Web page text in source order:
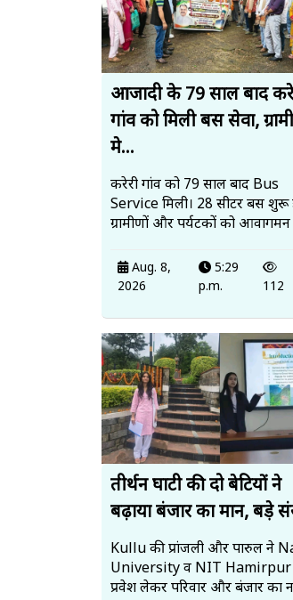
आजादी के 79 साल बाद
गांव को मिली बस सेवा,
मे...
करेरी गांव को 79 साल बाद Bus
Service मिली। 28 सीटर बस शुरू
ग्रामीणों और पर्यटकों को
Aug. 8,
2026
5:29
p.m.
112
तीर्थन घाटी की दो बेटियों ने
बढ़ाया बंजार का मान, बड़े
Kullu की प्रांजली और पारुल ने
University व NIT
प्रवेश लेकर परिवार और बंजार का